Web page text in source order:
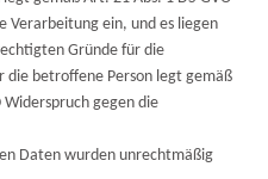
Verarbeitung ein, und es liegen
Gründe für die
die betroffene Person legt gemäß
Widerspruch gegen die
Daten wurden unrechtmäßig